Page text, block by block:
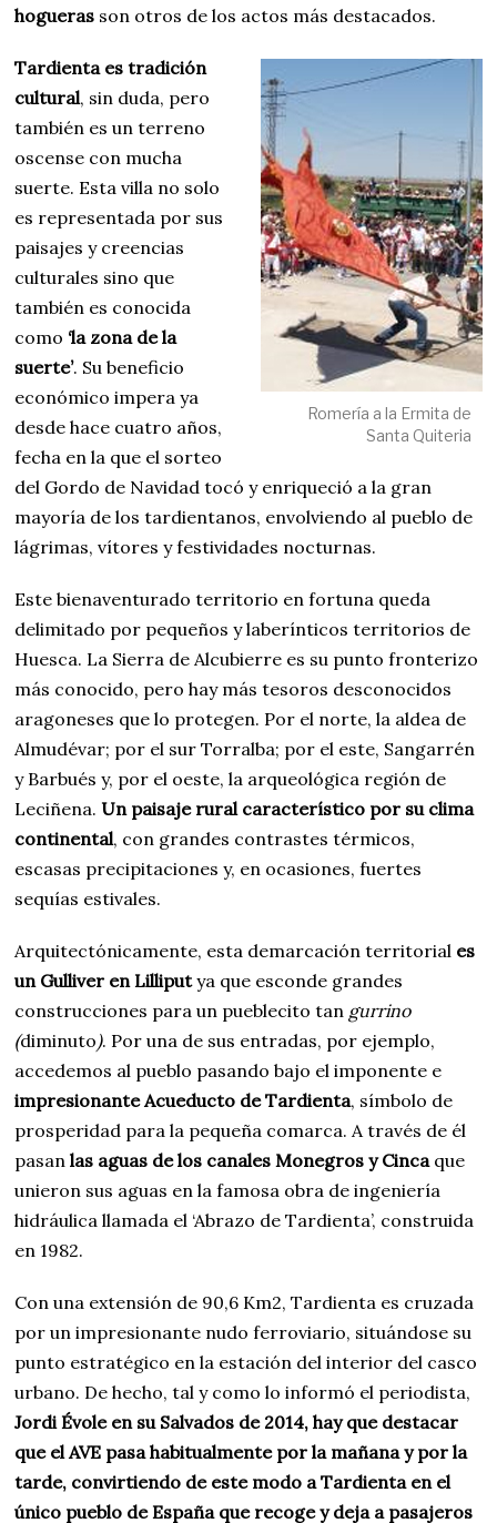
hogueras son otros de los actos más destacados.
Romería a la Ermita de
Santa Quiteria
Tardienta es tradición
cultural, sin duda, pero
también es un terreno
oscense con mucha
suerte. Esta villa no solo
es representada por sus
paisajes y creencias
culturales sino que
también es conocida
como ‘la zona de la
suerte’. Su beneficio
económico impera ya
desde hace cuatro años,
fecha en la que el sorteo
del Gordo de Navidad tocó y enriqueció a la gran
mayoría de los tardientanos, envolviendo al pueblo de
lágrimas, vítores y festividades nocturnas.
Este bienaventurado territorio en fortuna queda
delimitado por pequeños y laberínticos territorios de
Huesca. La Sierra de Alcubierre es su punto fronterizo
más conocido, pero hay más tesoros desconocidos
aragoneses que lo protegen. Por el norte, la aldea de
Almudévar; por el sur Torralba; por el este, Sangarrén
y Barbués y, por el oeste, la arqueológica región de
Leciñena. Un paisaje rural característico por su clima
continental, con grandes contrastes térmicos,
escasas precipitaciones y, en ocasiones, fuertes
sequías estivales.
Arquitectónicamente, esta demarcación territorial es
un Gulliver en Lilliputya que esconde grandes
construcciones para un pueblecito tan gurrino
(diminuto). Por una de sus entradas, por ejemplo,
accedemos al pueblo pasando bajo el imponente e
impresionante Acueducto de Tardienta, símbolo de
prosperidad para la pequeña comarca. A través de él
pasanlas aguas de los canales Monegros y Cincaque
unieron sus aguas en la famosa obra de ingeniería
hidráulica llamada el ‘Abrazo de Tardienta’, construida
en 1982.
Con una extensión de 90,6 Km2, Tardienta es cruzada
por un impresionante nudo ferroviario, situándose su
punto estratégico en la estación del interior del casco
urbano. De hecho, tal y como lo informó el periodista,
Jordi Évole en su Salvados de 2014, hay que destacar
que el AVE pasa habitualmente por la mañana y por la
tarde, convirtiendo de este modo a Tardienta en el
único pueblo de España que recoge y deja a pasajeros